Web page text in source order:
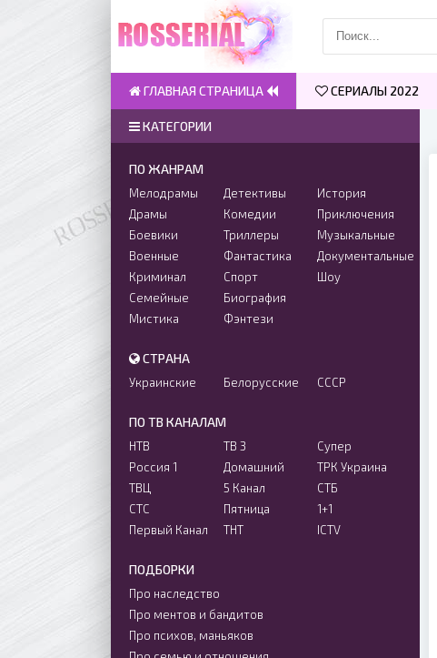
КАТЕГОРИИ
ПО ЖАНРАМ
Мелодрамы
Драмы
Боевики
Военные
Криминал
Семейные
Мистика
Детективы
Комедии
Триллеры
Фантастика
Спорт
Биография
Фэнтези
История
Приключения
Музыкальные
Документальные
Шоу
СТРАНА
Украинские Белорусские СССР
ПО ТВ КАНАЛАМ
НТВ
Россия 1
ТВЦ
СТС
Первый Канал
ТВ 3
Домашний
5 Канал
Пятница
ТНТ
Супер
ТРК Украина
СТБ
1+1
ICTV
ПОДБОРКИ
Про наследство
Про ментов и бандитов
Про психов, маньяков
ГЛАВНАЯ СТРАНИЦА СЕРИАЛЫ 2022